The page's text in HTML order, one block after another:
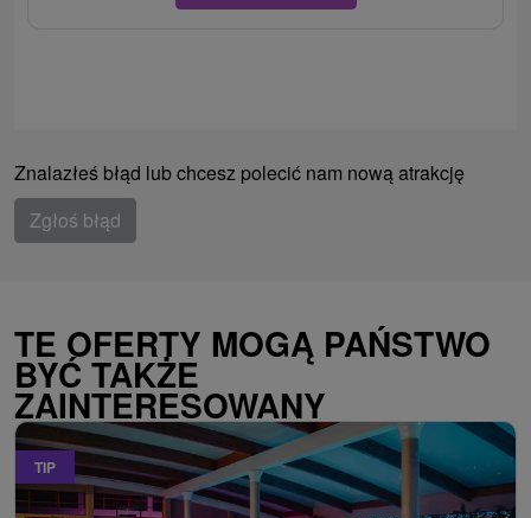
Znalazłeś błąd lub chcesz polecić nam nową atrakcję
Zgłoś błąd
TE OFERTY MOGĄ PAŃSTWO
BYĆ TAKŻE
ZAINTERESOWANY
TIP